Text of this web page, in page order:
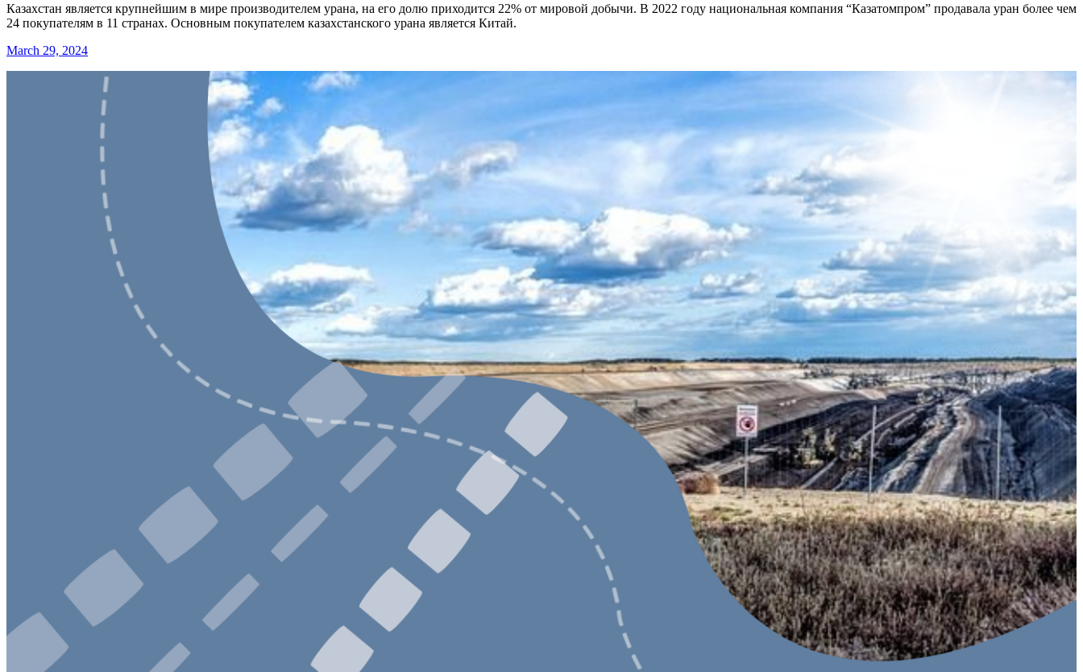
Казахстан является крупнейшим в мире производителем урана, на его долю приходится 22% от мировой добычи. В 2022 году национальная компания “Казатомпром” продавала уран более чем
24 покупателям в 11 странах. Основным покупателем казахстанского урана является Китай.
March 29, 2024